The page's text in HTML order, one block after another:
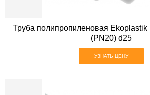
Труба полипропиленовая Ekoplastik
(PN20) d25
УЗНАТЬ ЦЕНУ